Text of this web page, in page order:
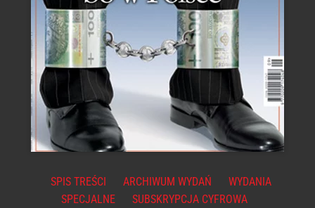
SPIS TREŚCI ARCHIWUM WYDAŃ
WYDANIA
SPECJALNE
SUBSKRYPCJA CYFROWA